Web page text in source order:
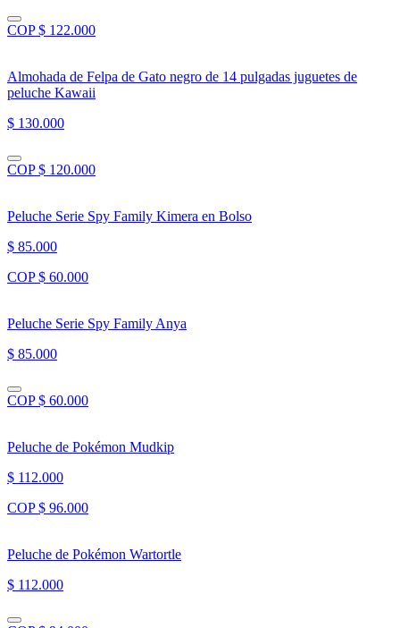
COP $ 122.000
Almohada de Felpa de Gato negro de 14 pulgadas juguetes de
peluche Kawaii
$ 130.000
COP $ 120.000
Peluche Serie Spy Family Kimera en Bolso
$ 85.000
COP $ 60.000
Peluche Serie Spy Family Anya
$ 85.000
COP $ 60.000
Peluche de Pokémon Mudkip
$ 112.000
COP $ 96.000
Peluche de Pokémon Wartortle
$ 112.000